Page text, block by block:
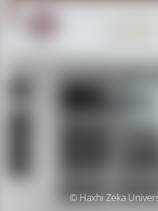
© Haxhi Zeka